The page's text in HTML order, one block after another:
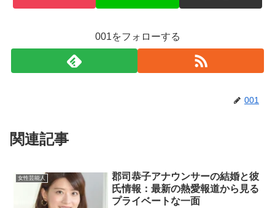
001をフォローする
001
関連記事
女性芸能人
郡司恭子アナウンサーの結婚と彼
氏情報：最新の熱愛報道から見る
プライベートな一面